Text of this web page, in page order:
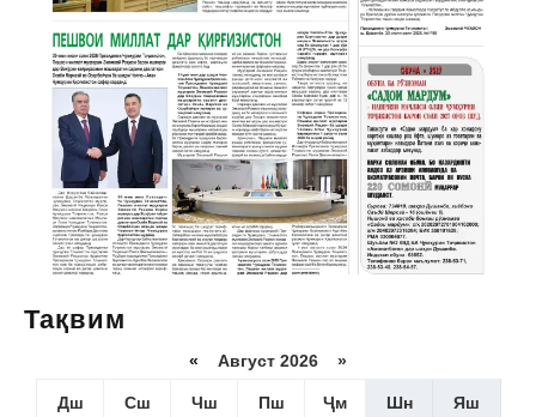
Тақвим
« Август 2026 »
Дш Сш Чш Пш Ҷм Шн Яш